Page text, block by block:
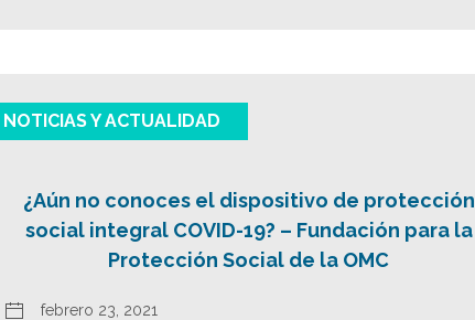
NOTICIAS Y ACTUALIDAD
¿Aún no conoces el dispositivo de protección
social integral COVID-19? – Fundación para la
Protección Social de la OMC
febrero 23, 2021